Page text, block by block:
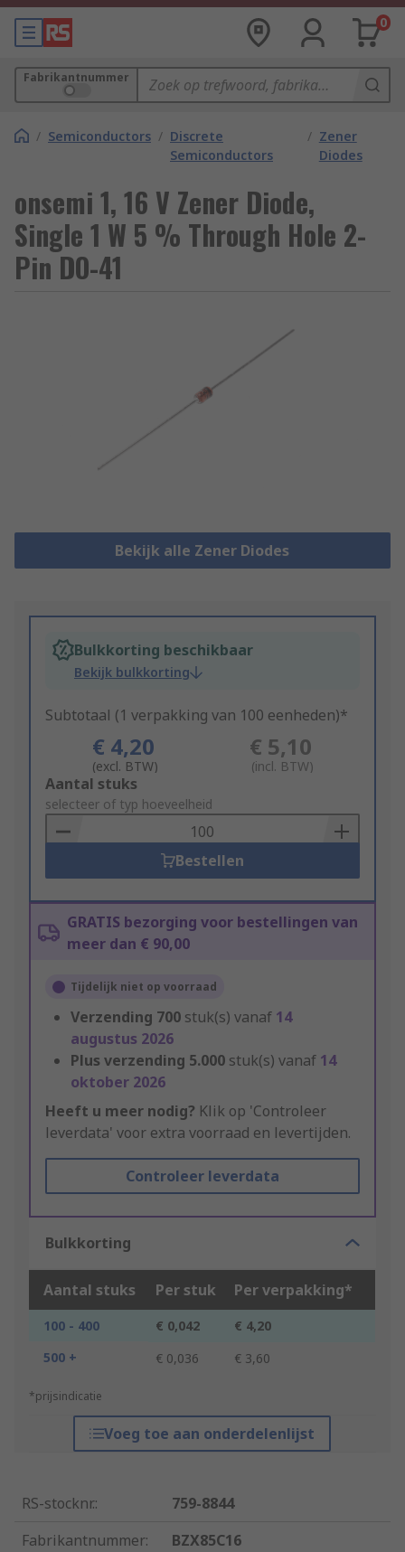
0
Fabrikantnummer
/ Semiconductors / Discrete
Semiconductors
/ Zener
Diodes
onsemi 1, 16 V Zener Diode,
Single 1 W 5 % Through Hole 2-
Pin DO-41
Bekijk alle Zener Diodes
Bulkkorting beschikbaar
Bekijk bulkkorting
Subtotaal (1 verpakking van 100 eenheden)*
€ 4,20
(excl. BTW)
€ 5,10
(incl. BTW)
Add
to
Basket
Aantal stuks
selecteer of typ hoeveelheid
Bestellen
GRATIS bezorging voor bestellingen van
meer dan € 90,00
Tijdelijk niet op voorraad
Verzending 700 stuk(s) vanaf 14
augustus 2026
Plus verzending 5.000 stuk(s) vanaf 14
oktober 2026
Heeft u meer nodig? Klik op 'Controleer
leverdata' voor extra voorraad en levertijden.
Controleer leverdata
Bulkkorting
Aantal stuks Per stuk Per verpakking*
100 - 400 € 0,042
€ 4,20
500 +
€ 0,036 € 3,60
*prijsindicatie
Voeg toe aan onderdelenlijst
RS-stocknr.:
759-8844
Fabrikantnummer:
BZX85C16